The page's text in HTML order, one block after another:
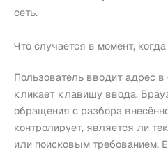
сеть.
Что случается в момент,
Пользователь вводит адрес в
кликает клавишу ввода.
обращения с разбора
контролирует, является ли
или поисковым требованием.